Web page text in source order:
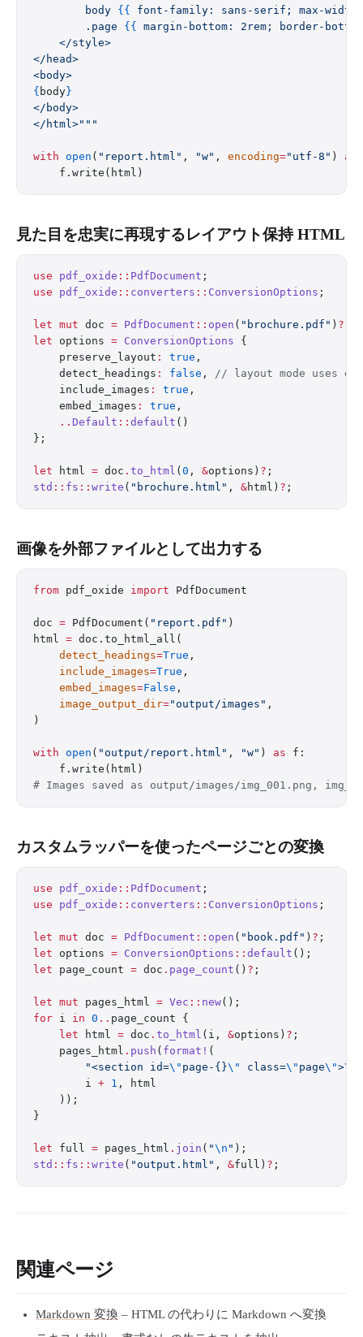
        body
{{
font-family: sans-serif; max-
        .page
{{
margin-bottom: 2rem; border-
    </style>
</head>
<body>
{ body}
</body>
</html>"""
with open ( "report.html" , "w" , encoding="utf-8" ) as
    f.write(html)
見た目を忠実に再現するレイアウト保持 HTML
use pdf_oxide :: PdfDocument ;
use pdf_oxide :: converters :: ConversionOptions ;
let mut doc = PdfDocument :: open ( "brochure.pdf" ) ?
let options = ConversionOptions {
    preserve_layout
: true ,
    detect_headings
: false , // layout mode uses
    include_images
: true ,
    embed_images
: true ,
    ..
Default :: default ()
};
let html = doc . to_html ( 0 , &options) ? ;
std :: fs :: write ( "brochure.html" , &html) ? ;
画像を外部ファイルとして出力する
from pdf_oxide import PdfDocument
doc = PdfDocument( "report.pdf" )
html = doc.to_html_all(
    detect_headings
=True ,
    include_images
=True ,
    embed_images
=False ,
    image_output_dir
="output/images" ,
)
with open ( "output/report.html" , "w" ) as f:
    f.write(html)
# Images saved as output/images/img_001.png,
カスタムラッパーを使ったページごとの変換
use pdf_oxide :: PdfDocument ;
use pdf_oxide :: converters :: ConversionOptions ;
let mut doc = PdfDocument :: open ( "book.pdf" ) ? ;
let options = ConversionOptions :: default ();
let page_count = doc . page_count () ? ;
let mut pages_html = Vec :: new();
for i in 0 .. page_count {
    let
html = doc . to_html (i, &options) ? ;
    pages_html
. push ( format! (
        "<section id=
\" page-{}\" class=\" page\">\n
        i
+ 1 , html
    ));
}
let full = pages_html . join ( "\n " );
std :: fs :: write ( "output.html" , &full) ? ;
関連ページ
Markdown 変換 – HTML の代わりに Markdown へ変換